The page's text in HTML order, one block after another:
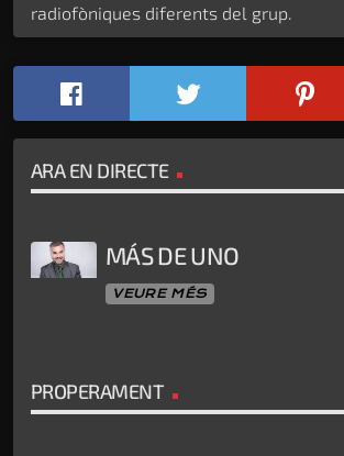
radiofòniques diferents del grup.
ARA EN DIRECTE
MÁS DE UNO
VEURE MÉS
PROPERAMENT